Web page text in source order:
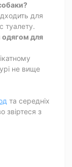
для
туалету.
одягом для
не вище
та середніх
звіртеся з